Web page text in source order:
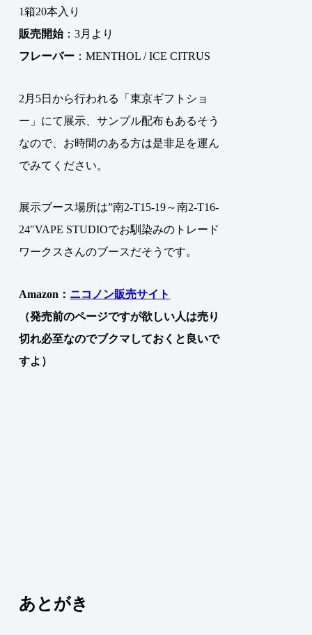
1箱20本入り
販売開始：3月より
フレーバー ：MENTHOL / ICE CITRUS
2月5日から行われる「東京ギフトショ
ー」にて展示、サンプル配布もあるそう
なので、お時間のある方は是非足を運ん
でみてください。
展示ブース場所は”南2-T15-19～南2-T16-
24″VAPE STUDIOでお馴染みのトレード
ワークスさんのブースだそうです。
Amazon： ニコノン販売サイト
（発売前のページですが欲しい人は売り
切れ必至なのでブクマしておくと良いで
すよ）
あとがき